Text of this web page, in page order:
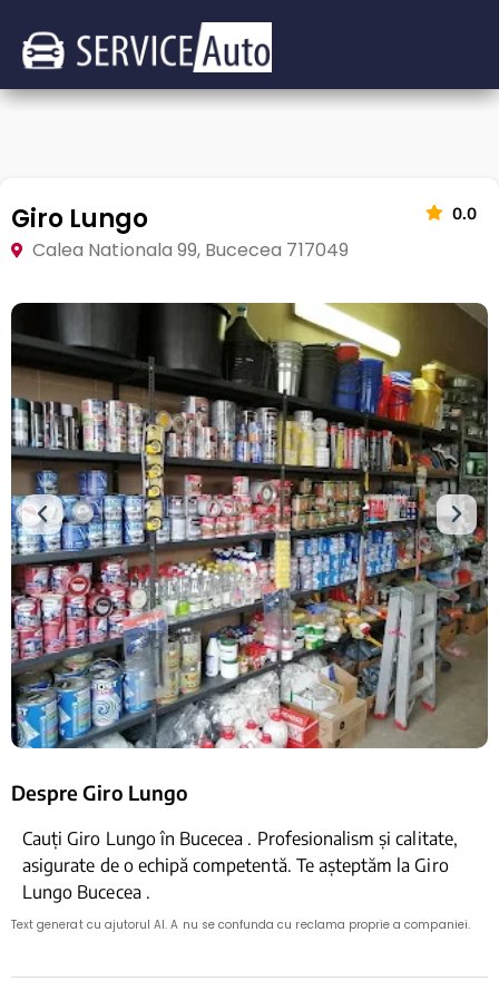
Giro Lungo 0.0
Calea Nationala 99, Bucecea 717049
Despre Giro Lungo
Cauți Giro Lungo în Bucecea . Profesionalism și calitate,
asigurate de o echipă competentă. Te așteptăm la Giro
Lungo Bucecea .
Text generat cu ajutorul AI. A nu se confunda cu reclama proprie a companiei.